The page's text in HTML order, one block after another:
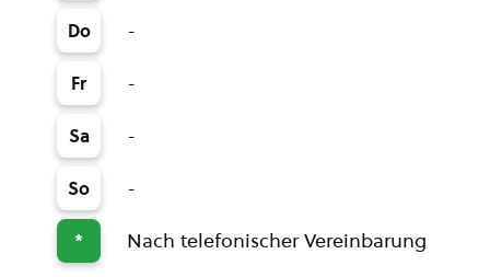
Do -
Fr -
Sa -
So -
* Nach telefonischer Vereinbarung